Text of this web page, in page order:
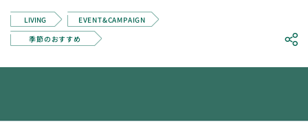
LIVING
EVENT&CAMPAIGN
季節のおすすめ